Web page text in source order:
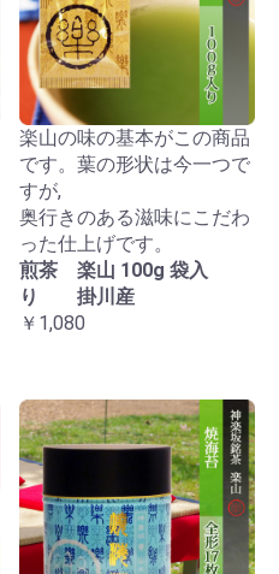
楽山の味の基本がこの商品
です。葉の形状は今一つで
すが,
奥行きのある滋味にこだわ
った仕上げです。
煎茶 楽山 100g 袋入
り 掛川産
￥1,080